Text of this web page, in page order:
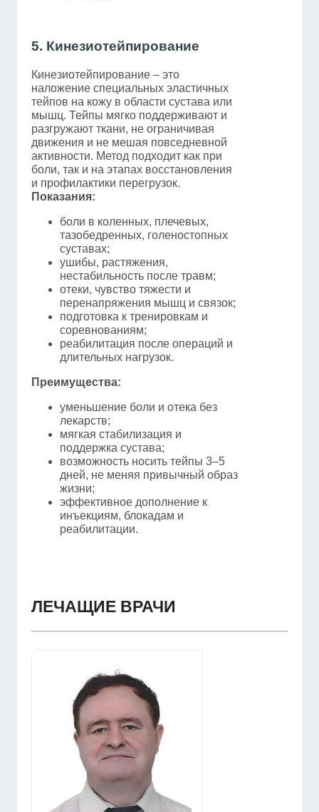
5. Кинезиотейпирование
Кинезиотейпирование – это
наложение специальных эластичных
тейпов на кожу в области сустава или
мышц. Тейпы мягко поддерживают и
разгружают ткани, не ограничивая
движения и не мешая повседневной
активности. Метод подходит как при
боли, так и на этапах восстановления
и профилактики перегрузок.
Показания:
боли в коленных, плечевых,
тазобедренных, голеностопных
суставах;
ушибы, растяжения,
нестабильность после травм;
отеки, чувство тяжести и
перенапряжения мышц и связок;
подготовка к тренировкам и
соревнованиям;
реабилитация после операций и
длительных нагрузок.
Преимущества:
уменьшение боли и отека без
лекарств;
мягкая стабилизация и
поддержка сустава;
возможность носить тейпы 3–5
дней, не меняя привычный образ
жизни;
эффективное дополнение к
инъекциям, блокадам и
реабилитации.
ЛЕЧАЩИЕ ВРАЧИ